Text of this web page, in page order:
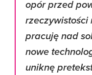
opór przed
pracuję nad
nowe
uniknę